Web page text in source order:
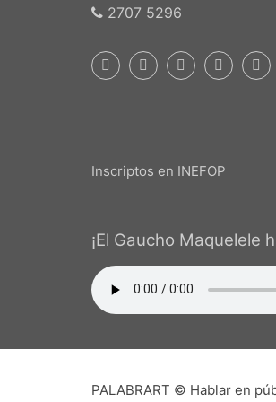
2707 5296
Inscriptos en INEFOP
¡El Gaucho Maquelele
PALABRART © Hablar en